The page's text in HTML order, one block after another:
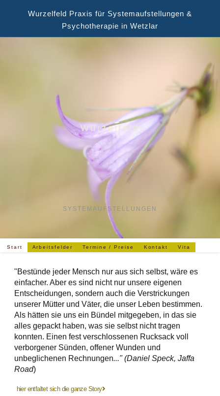
Wurzelfeld Praxis für Systemaufstellungen &
Psychotherapie in Wetzlar
Wurzelfeld
SYSTEMAUFSTELLUNGEN
Start Arbeitsfelder Termine / Preise Kontakt Vita
"Bestünde jeder Mensch nur aus sich selbst, wäre es
einfacher. Aber es sind nicht nur unsere eigenen
Entscheidungen, sondern auch die Verstrickungen
unserer Mütter und Väter, die unser Leben bestimmen.
Als hätten sie uns ein Bündel mitgegeben, in das sie
alles gepackt haben, was sie selbst nicht tragen
konnten. Einen fest verschlossenen Rucksack voll
verborgener Sünden, offener Wunden und
unbeglichenen Rechnungen..." (Daniel Speck, Jaffa
Road)
hier entfaltet sich die ganze Story